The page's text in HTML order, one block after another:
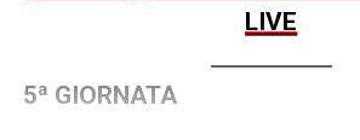
LIVE
5ª GIORNATA